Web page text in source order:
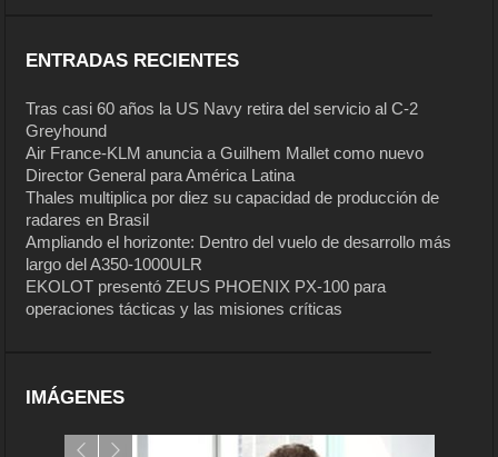
ENTRADAS RECIENTES
Tras casi 60 años la US Navy retira del servicio al C-2
Greyhound
Air France-KLM anuncia a Guilhem Mallet como nuevo
Director General para América Latina
Thales multiplica por diez su capacidad de producción de
radares en Brasil
Ampliando el horizonte: Dentro del vuelo de desarrollo más
largo del A350-1000ULR
EKOLOT presentó ZEUS PHOENIX PX-100 para
operaciones tácticas y las misiones críticas
IMÁGENES